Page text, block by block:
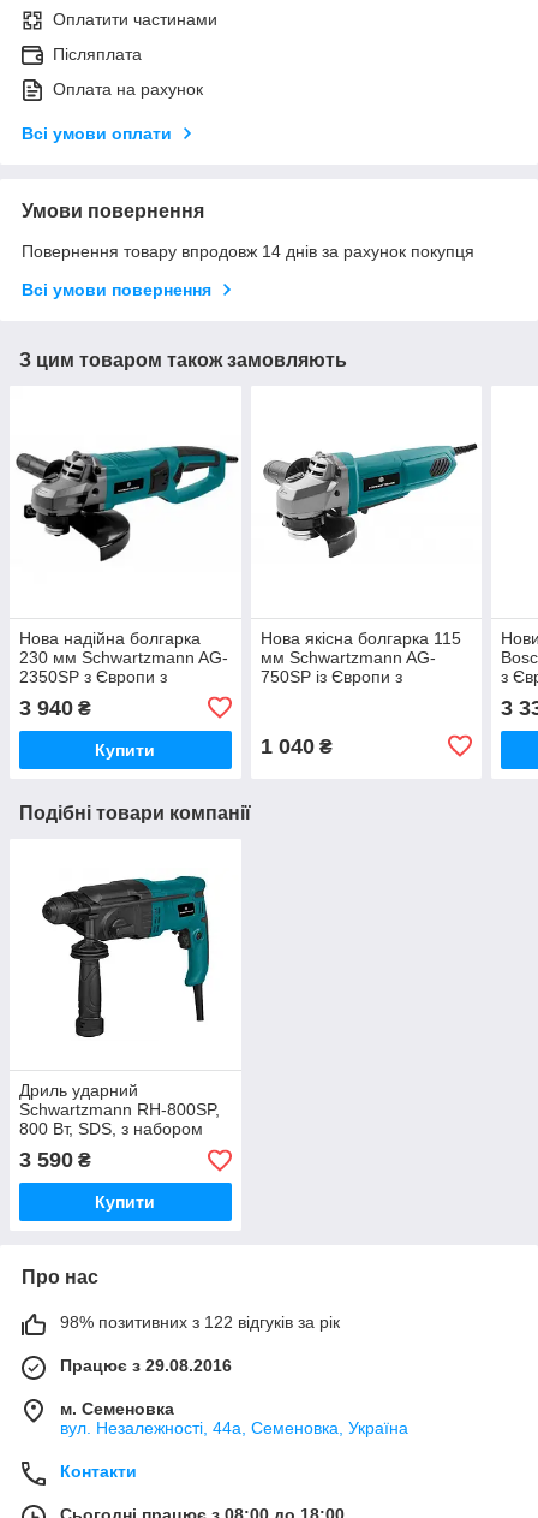
Оплатити частинами
Післяплата
Оплата на рахунок
Всі умови оплати
Умови повернення
Повернення товару впродовж 14 днів за рахунок покупця
Всі умови повернення
З цим товаром також замовляють
Нова надійна болгарка
230 мм Schwartzmann AG-
2350SP з Європи з
3 940 ₴
Купити
Нова якісна болгарка 115
мм Schwartzmann AG-
750SP із Європи з
1 040₴
з
3
Подібні товари компанії
Дриль ударний
Schwartzmann RH-800SP,
800 Вт, SDS, з набором
свердел
3 590 ₴
Купити
Про нас
98% позитивних з 122 відгуків за рік
Працює з 29.08.2016
м. Семеновка
вул. Незалежності, 44а, Семеновка, Україна
Контакти